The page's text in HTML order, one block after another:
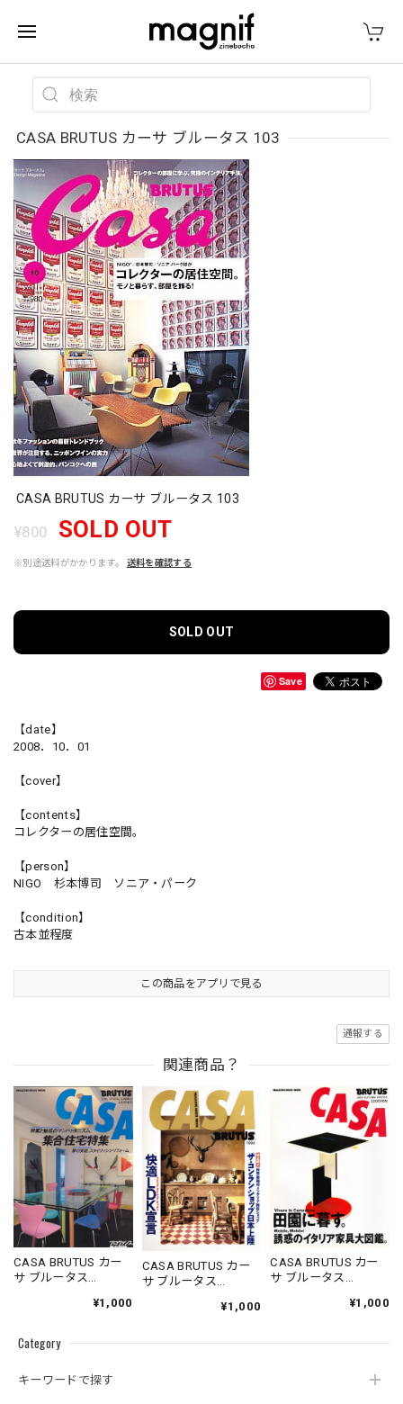
Category
キーワードで探す
CASA BRUTUS カーサ ブルータス 103
CASA BRUTUS カーサ ブルータス 103
¥800 SOLD OUT
※別途送料がかかります。 送料を確認する
SOLD OUT
Save
【date】
2008．10．01
【cover】
【contents】
コレクターの居住空間。
【person】
NIGO 杉本博司 ソニア・パーク
【condition】
古本並程度
この商品をアプリで見る
通報する
関連商品？
CASA BRUTUS カー
サ ブルータス
¥1,000
CASA BRUTUS カー
サ ブルータス
¥1,000
CASA BRUTUS カー
サ ブルータス
¥1,000